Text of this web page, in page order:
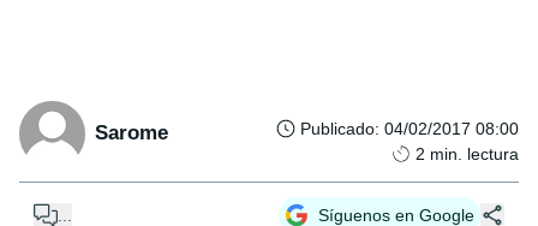
Sarome Publicado: 04/02/2017 08:00
2 min. lectura
Síguenos en Google